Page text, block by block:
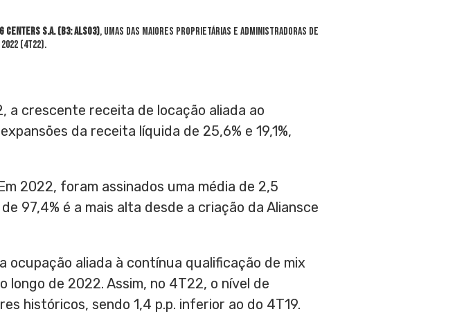
Centers S.A. (B3: ALSO3), umas das maiores proprietárias e administradoras de
(4T22).
a crescente receita de locação aliada ao
da receita líquida de 25,6% e 19,1%,
2022, foram assinados uma média de 2,5
97,4% é a mais alta desde a criação da Aliansce
ocupação aliada à contínua qualificação de mix
de 2022. Assim, no 4T22, o nível de
históricos, sendo 1,4 p.p. inferior ao do 4T19.